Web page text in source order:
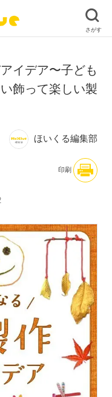
イデア〜子ども
飾って楽しい製
ほいくる編集部
印刷